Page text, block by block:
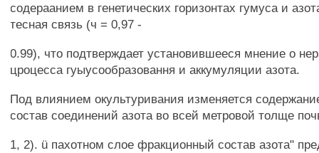
содераанием в генетических горизонтах гумуса и
тесная связь (ч = 0,97 -
0.99), что подтверждает установившееся мнение о
цроцесса гуыусообразовання и аккумуляции азота.
Под влиянием окультуривания изменяется
состав соединений азота во всей метровой толще
1, 2). ü пахотном слое фракционный состав азота"